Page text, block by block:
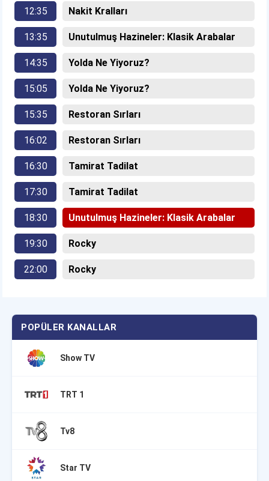
12:35 Nakit Kralları
13:35 Unutulmuş Hazineler: Klasik Arabalar
14:35 Yolda Ne Yiyoruz?
15:05 Yolda Ne Yiyoruz?
15:35 Restoran Sırları
16:02 Restoran Sırları
16:30 Tamirat Tadilat
17:30 Tamirat Tadilat
18:30 Unutulmuş Hazineler: Klasik Arabalar
19:30 Rocky
22:00 Rocky
POPÜLER KANALLAR
Show TV
TRT 1
Tv8
Star TV